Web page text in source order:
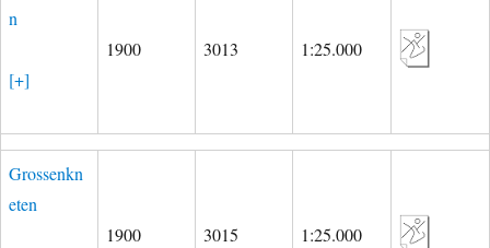
n
[+]
1900 3013 1:25.000
Grossenkn
eten
1900 3015 1:25.000